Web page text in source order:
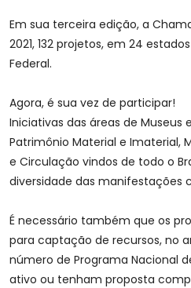
Em sua terceira edição, a
2021, 132 projetos, em 24
Federal.
Agora, é sua vez de participar!
Iniciativas das áreas de Museus
Patrimônio Material e Imaterial,
e Circulação vindos de todo o
diversidade das manifestações
É necessário também que os
para captação de recursos, no
número de Programa Nacional
ativo ou tenham proposta